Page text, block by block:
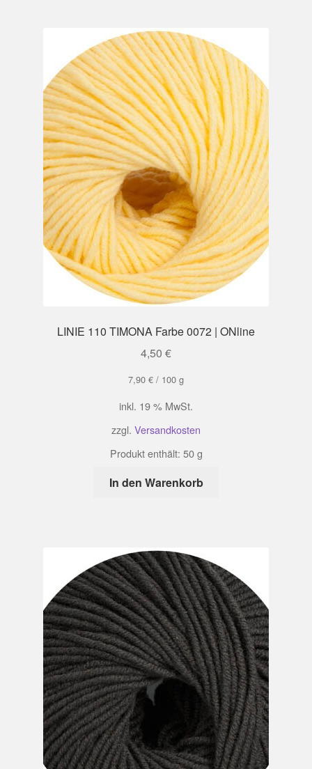
LINIE 110 TIMONA Farbe 0072 | ONline
4,50 €
7,90 € / 100 g
inkl. 19 % MwSt.
zzgl. Versandkosten
Produkt enthält: 50g
In den Warenkorb